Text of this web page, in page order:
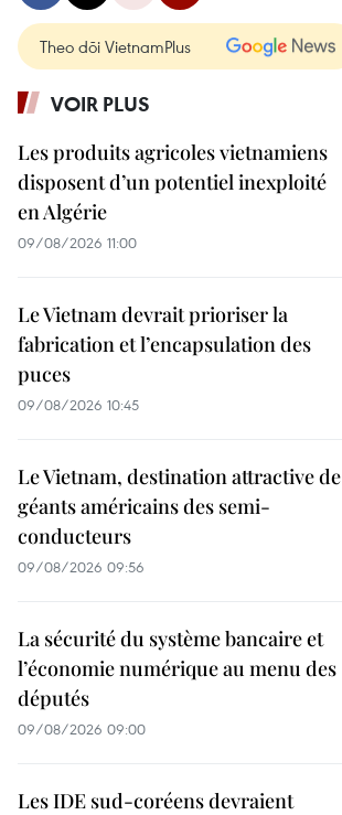
Theo dõi VietnamPlus
VOIR PLUS
Les produits agricoles vietnamiens
disposent d’un potentiel inexploité
en Algérie
09/08/2026 11:00
Le Vietnam devrait prioriser la
fabrication et l’encapsulation des
puces
09/08/2026 10:45
Le Vietnam, destination attractive de
géants américains des semi-
conducteurs
09/08/2026 09:56
La sécurité du système bancaire et
l’économie numérique au menu des
députés
09/08/2026 09:00
Les IDE sud-coréens devraient